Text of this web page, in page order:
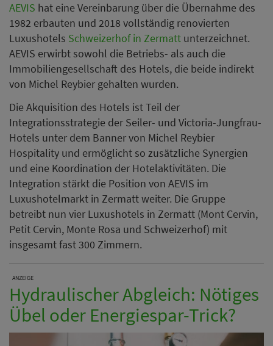
AEVIS hat eine Vereinbarung über die Übernahme des
1982 erbauten und 2018 vollständig renovierten
Luxushotels Schweizerhof in Zermatt unterzeichnet.
AEVIS erwirbt sowohl die Betriebs- als auch die
Immobiliengesellschaft des Hotels, die beide indirekt
von Michel Reybier gehalten wurden.
Die Akquisition des Hotels ist Teil der
Integrationsstrategie der Seiler- und Victoria-Jungfrau-
Hotels unter dem Banner von Michel Reybier
Hospitality und ermöglicht so zusätzliche Synergien
und eine Koordination der Hotelaktivitäten. Die
Integration stärkt die Position von AEVIS im
Luxushotelmarkt in Zermatt weiter. Die Gruppe
betreibt nun vier Luxushotels in Zermatt (Mont Cervin,
Petit Cervin, Monte Rosa und Schweizerhof) mit
insgesamt fast 300 Zimmern.
ANZEIGE
Hydraulischer Abgleich: Nötiges
Übel oder Energiespar-Trick?